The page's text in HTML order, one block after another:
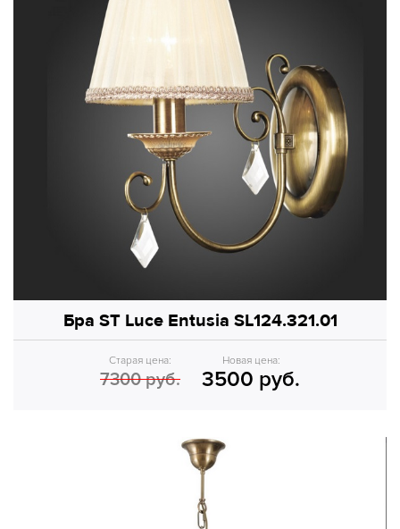
Бра ST Luce Entusia SL124.321.01
Старая цена:
7300 руб.
Новая цена:
3500 руб.